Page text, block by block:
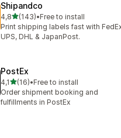
Shipandco
4,85 yıldız üzerinden
(143)
toplam 143 değerlendirme
•Free to install
Print shipping labels fast with
UPS, DHL & JapanPost.
PostEx
4,15 yıldız üzerinden
(16)
toplam 16 değerlendirme
•Free to install
Order shipment booking and
fulfillments in PostEx